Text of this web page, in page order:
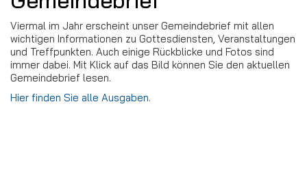
Viermal im Jahr erscheint unser Gemeindebrief mit allen
wichtigen Informationen zu Gottesdiensten, Veranstaltungen
und Treffpunkten. Auch einige Rückblicke und Fotos sind
immer dabei. Mit Klick auf das Bild können Sie den aktuellen
Gemeindebrief lesen.
Hier finden Sie alle Ausgaben.